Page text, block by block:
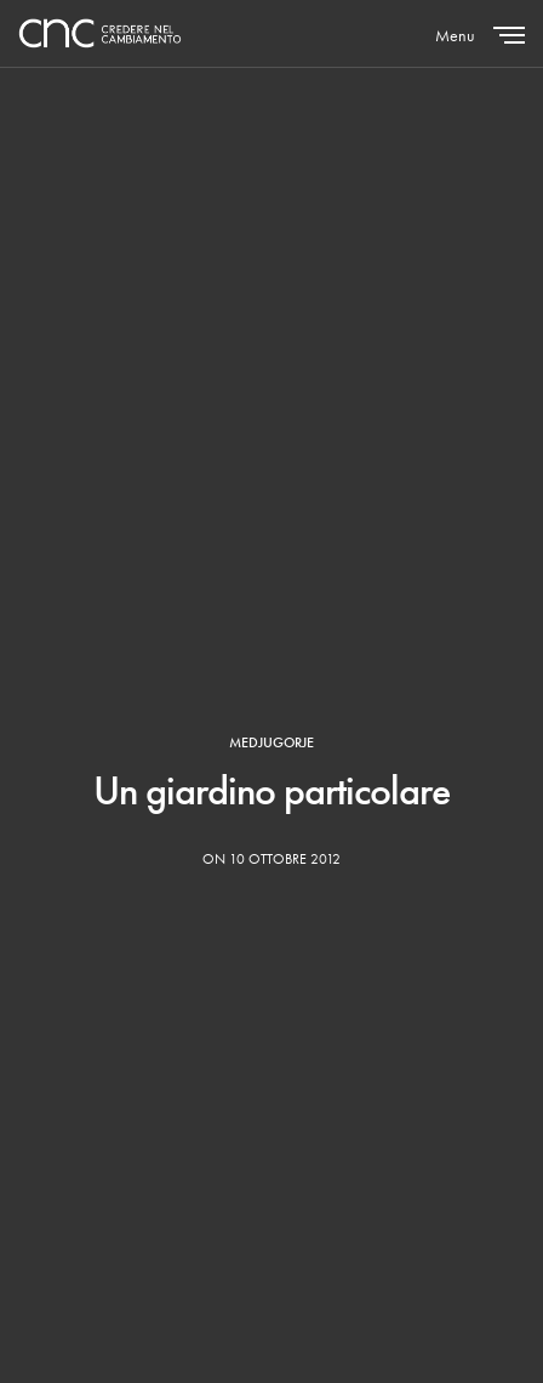
Menu
MEDJUGORJE
Un giardino particolare
ON 10 OTTOBRE 2012